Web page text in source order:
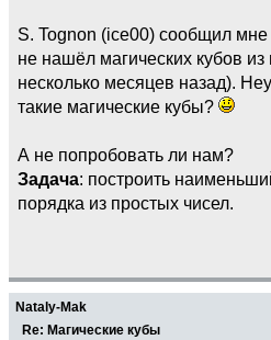
S. Tognon (ice00) сообщил
не нашёл магических кубов из
несколько месяцев назад).
такие магические кубы?
А не попробовать ли нам?
Задача: построить
порядка из простых чисел.
Nataly-Mak
Re: Магические кубы